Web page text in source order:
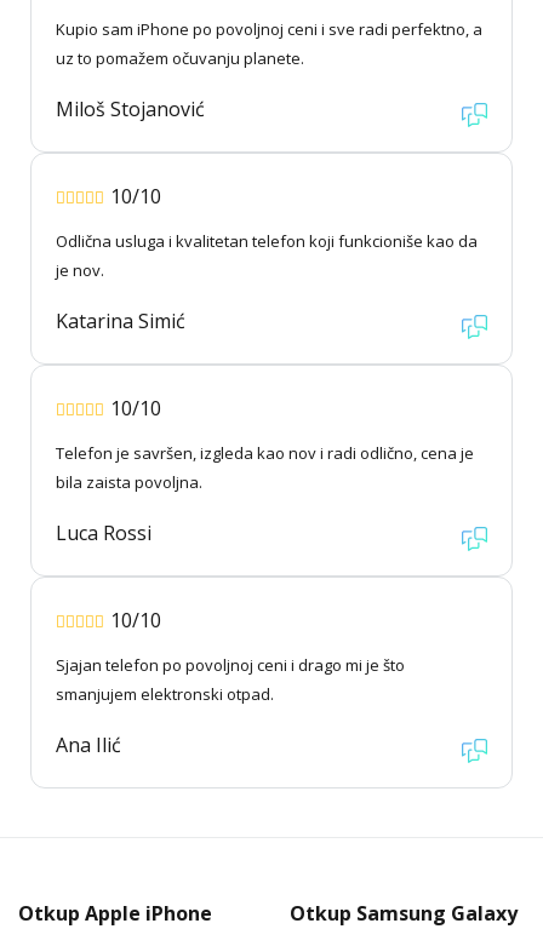
Kupio sam iPhone po povoljnoj ceni i sve radi perfektno, a
uz to pomažem očuvanju planete.
Miloš Stojanović
10/10
Odlična usluga i kvalitetan telefon koji funkcioniše kao da
je nov.
Katarina Simić
10/10
Telefon je savršen, izgleda kao nov i radi odlično, cena je
bila zaista povoljna.
Luca Rossi
10/10
Sjajan telefon po povoljnoj ceni i drago mi je što
smanjujem elektronski otpad.
Ana Ilić
Otkup Apple iPhone
Otkup Samsung Galaxy